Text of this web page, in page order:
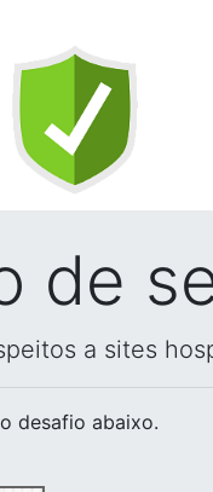
de
a sites
desafio abaixo.